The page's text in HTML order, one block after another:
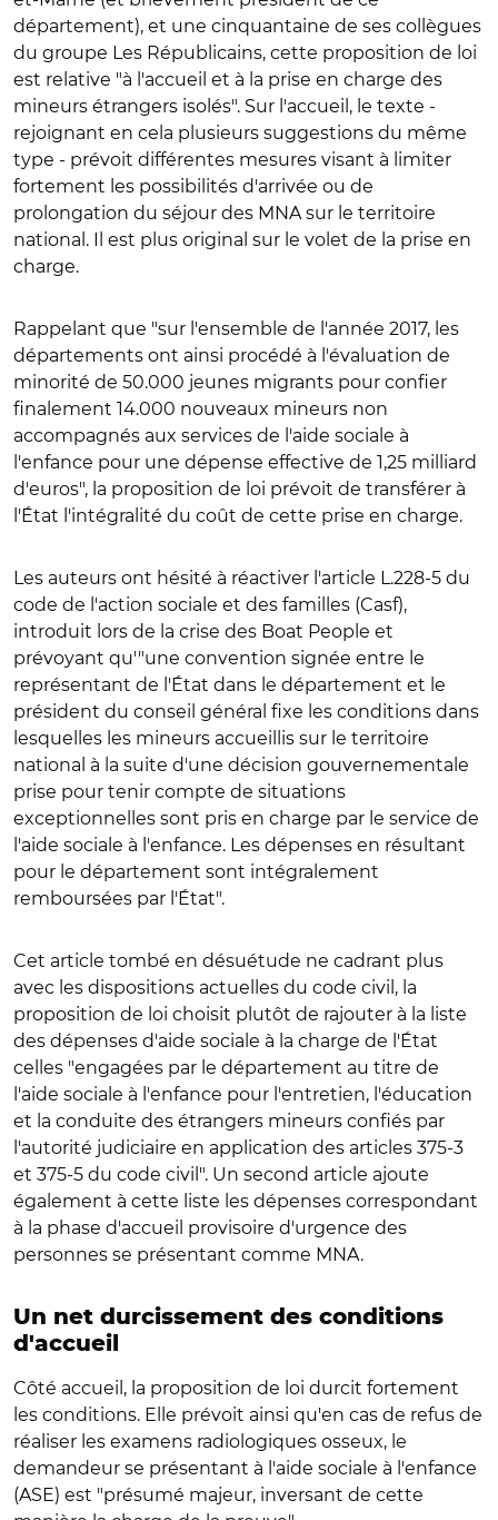
département), et une cinquantaine de ses collègues
du groupe Les Républicains, cette proposition de loi
est relative "à l'accueil et à la prise en charge des
mineurs étrangers isolés". Sur l'accueil, le texte -
rejoignant en cela plusieurs suggestions du même
type - prévoit différentes mesures visant à limiter
fortement les possibilités d'arrivée ou de
prolongation du séjour des MNA sur le territoire
national. Il est plus original sur le volet de la prise en
charge.
Rappelant que "sur l'ensemble de l'année 2017, les
départements ont ainsi procédé à l'évaluation de
minorité de 50.000 jeunes migrants pour confier
finalement 14.000 nouveaux mineurs non
accompagnés aux services de l'aide sociale à
l'enfance pour une dépense effective de 1,25 milliard
d'euros", la proposition de loi prévoit de transférer à
l'État l'intégralité du coût de cette prise en charge.
Les auteurs ont hésité à réactiver l'article L.228-5 du
code de l'action sociale et des familles (Casf),
introduit lors de la crise des Boat People et
prévoyant qu'"une convention signée entre le
représentant de l'État dans le département et le
président du conseil général fixe les conditions dans
lesquelles les mineurs accueillis sur le territoire
national à la suite d'une décision gouvernementale
prise pour tenir compte de situations
exceptionnelles sont pris en charge par le service de
l'aide sociale à l'enfance. Les dépenses en résultant
pour le département sont intégralement
remboursées par l'État".
Cet article tombé en désuétude ne cadrant plus
avec les dispositions actuelles du code civil, la
proposition de loi choisit plutôt de rajouter à la liste
des dépenses d'aide sociale à la charge de l'État
celles "engagées par le département au titre de
l'aide sociale à l'enfance pour l'entretien, l'éducation
et la conduite des étrangers mineurs confiés par
l'autorité judiciaire en application des articles 375-3
et 375-5 du code civil". Un second article ajoute
également à cette liste les dépenses correspondant
à la phase d'accueil provisoire d'urgence des
personnes se présentant comme MNA.
Un net durcissement des conditions
d'accueil
Côté accueil, la proposition de loi durcit fortement
les conditions. Elle prévoit ainsi qu'en cas de refus de
réaliser les examens radiologiques osseux, le
demandeur se présentant à l'aide sociale à l'enfance
(ASE) est "présumé majeur, inversant de cette